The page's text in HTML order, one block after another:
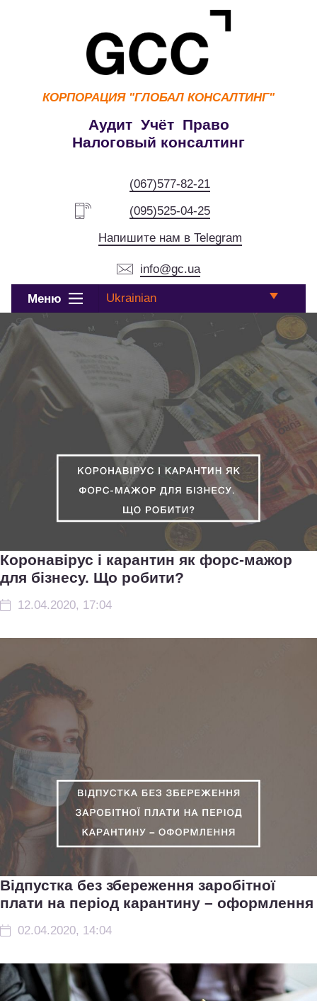
КОРПОРАЦИЯ "ГЛОБАЛ КОНСАЛТИНГ"
Аудит Учёт Право
Налоговый консалтинг
(067)577-82-21
(095)525-04-25
Напишите нам в Telegram
info@gc.ua
Меню Ukrainian
Коронавірус і карантин як форс-мажор
для бізнесу. Що робити?
12.04.2020, 17:04
Відпустка без збереження заробітної
плати на період карантину – оформлення
02.04.2020, 14:04